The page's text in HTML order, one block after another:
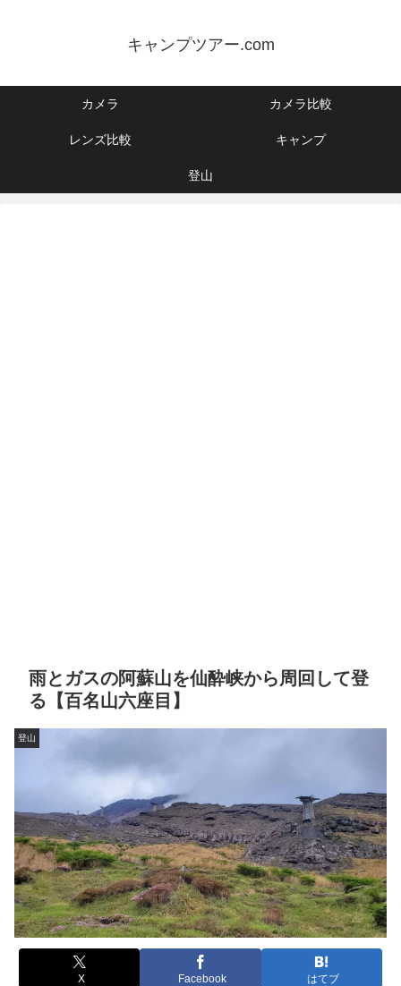
キャンプツアー.com
カメラ カメラ比較
レンズ比較 キャンプ
登山
雨とガスの阿蘇山を仙酔峡から周回して登
る【百名山六座目】
登山
X Facebook はてブ